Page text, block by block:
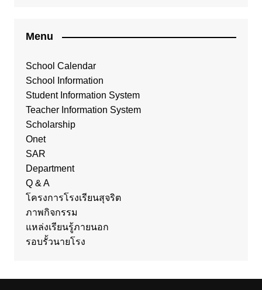
Menu
School Calendar
School Information
Student Information System
Teacher Information System
Scholarship
Onet
SAR
Department
Q & A
โครงการโรงเรียนสุจริต
ภาพกิจกรรม
แหล่งเรียนรู้ภายนอก
รอบรั้วนายโรง